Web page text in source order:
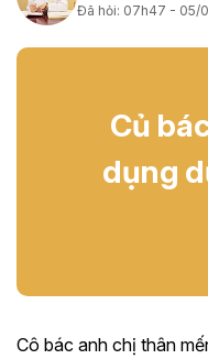
Đã hỏi: 07h47 - 05/
Củ
dụng
Cô bác anh chị thân